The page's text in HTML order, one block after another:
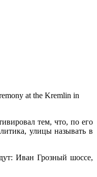
at the Kremlin in
тем, что, по его
улицы называть в
Иван Грозный шоссе,